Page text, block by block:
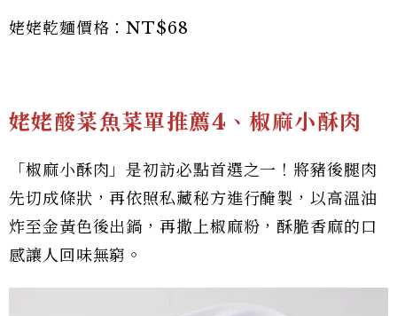
姥姥乾麵價格：NT$68
姥姥酸菜魚菜單推薦4、椒麻小酥肉
「椒麻小酥肉」是初訪必點首選之一！將豬後腿肉
先切成條狀，再依照私藏秘方進行醃製，以高溫油
炸至金黃色後出鍋，再撒上椒麻粉，酥脆香麻的口
感讓人回味無窮。